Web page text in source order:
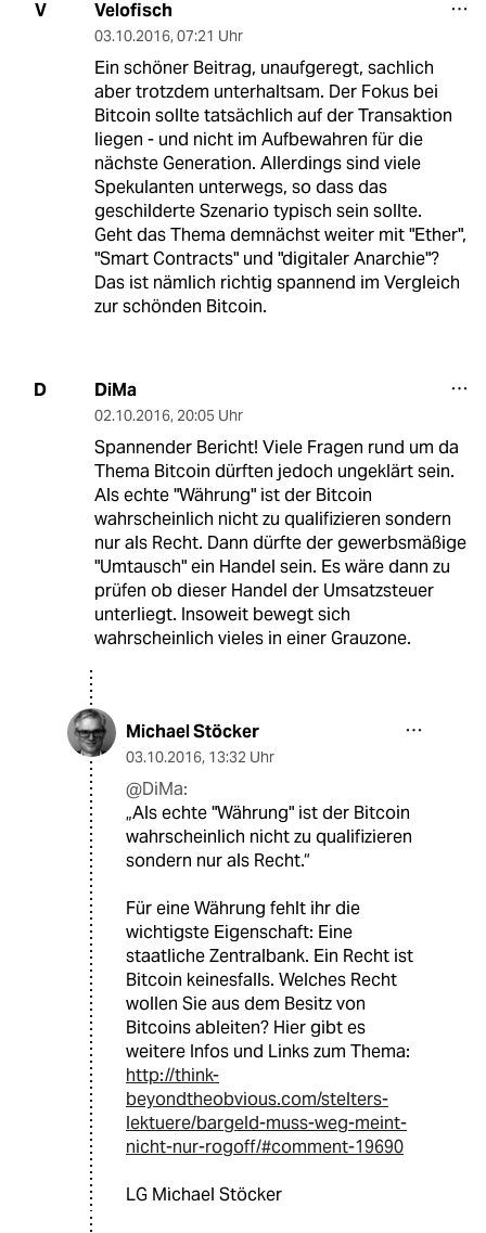
V Velofisch
03.10.2016, 07:21 Uhr
Ein schöner Beitrag, unaufgeregt, sachlich
aber trotzdem unterhaltsam. Der Fokus bei
Bitcoin sollte tatsächlich auf der Transaktion
liegen - und nicht im Aufbewahren für die
nächste Generation. Allerdings sind viele
Spekulanten unterwegs, so dass das
geschilderte Szenario typisch sein sollte.
Geht das Thema demnächst weiter mit "Ether",
"Smart Contracts" und "digitaler Anarchie"?
Das ist nämlich richtig spannend im Vergleich
zur schönden Bitcoin.
D DiMa
02.10.2016, 20:05 Uhr
Spannender Bericht! Viele Fragen rund um da
Thema Bitcoin dürften jedoch ungeklärt sein.
Als echte "Währung" ist der Bitcoin
wahrscheinlich nicht zu qualifizieren sondern
nur als Recht. Dann dürfte der gewerbsmäßige
"Umtausch" ein Handel sein. Es wäre dann zu
prüfen ob dieser Handel der Umsatzsteuer
unterliegt. Insoweit bewegt sich
wahrscheinlich vieles in einer Grauzone.
Michael Stöcker
03.10.2016, 13:32 Uhr
@DiMa:
„Als echte "Währung" ist der Bitcoin
wahrscheinlich nicht zu qualifizieren
sondern nur als Recht.“
Für eine Währung fehlt ihr die
wichtigste Eigenschaft: Eine
staatliche Zentralbank. Ein Recht ist
Bitcoin keinesfalls. Welches Recht
wollen Sie aus dem Besitz von
Bitcoins ableiten? Hier gibt es
weitere Infos und Links zum Thema:
http://think-
beyondtheobvious.com/stelters-
lektuere/bargeld-muss-weg-meint-
nicht-nur-rogoff/#comment-19690
LG Michael Stöcker